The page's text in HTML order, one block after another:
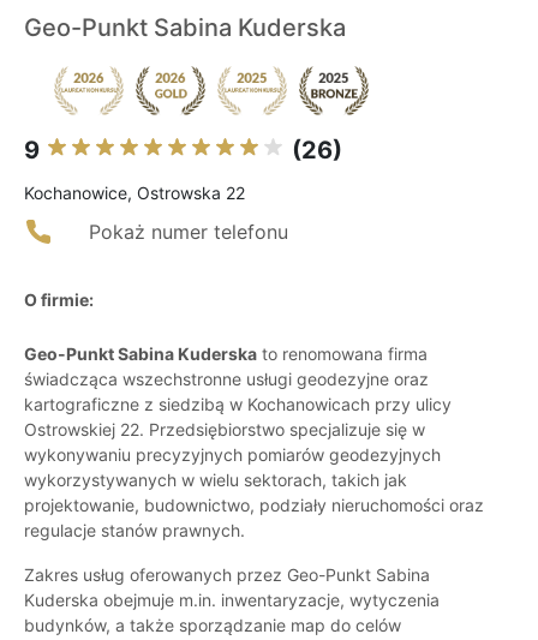
Geo-Punkt Sabina Kuderska
9 (26)
Kochanowice, Ostrowska 22
Pokaż numer telefonu
O firmie:
Geo-Punkt Sabina Kuderska to renomowana firma
świadcząca wszechstronne usługi geodezyjne oraz
kartograficzne z siedzibą w Kochanowicach przy ulicy
Ostrowskiej 22. Przedsiębiorstwo specjalizuje się w
wykonywaniu precyzyjnych pomiarów geodezyjnych
wykorzystywanych w wielu sektorach, takich jak
projektowanie, budownictwo, podziały nieruchomości oraz
regulacje stanów prawnych.
Zakres usług oferowanych przez Geo-Punkt Sabina
Kuderska obejmuje m.in. inwentaryzacje, wytyczenia
budynków, a także sporządzanie map do celów